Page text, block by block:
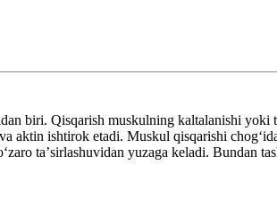
biri. Qisqarish muskulning kaltalanishi yoki
ishtirok etadi. Muskul qisqarishi
taʼsirlashuvidan yuzaga keladi. Bundan